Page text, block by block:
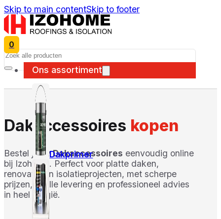
Skip to main contentSkip to footer
0
Ons assortiment
Dakprimer
Search
Dakaccessoires kopen
Bestel jouwDakaccessoires eenvoudig online
bij Izohome. Perfect voor platte daken,
renovatie en isolatieprojecten, met scherpe
prijzen, snelle levering en professioneel advies
in heel België.